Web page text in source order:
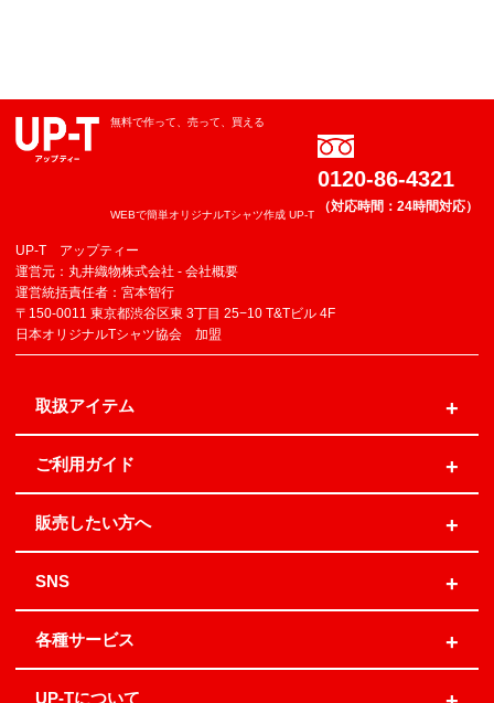
無料で作って、売って、買える
WEBで簡単オリジナルTシャツ作成 UP-T
0120-86-4321
（対応時間：24時間対応）
UP-T アップティー
運営元：丸井織物株式会社 - 会社概要
運営統括責任者：宮本智行
〒150-0011 東京都渋谷区東 3丁目 25−10 T&Tビル 4F
日本オリジナルTシャツ協会 加盟
取扱アイテム
ご利用ガイド
販売したい方へ
SNS
各種サービス
UP-Tについて